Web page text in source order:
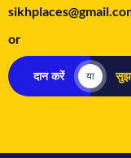
or
दान करें या